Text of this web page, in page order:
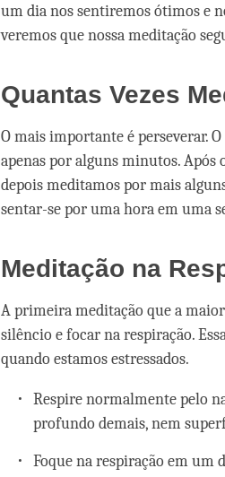
um dia nos sentiremos ótimos e
veremos que nossa meditação
Quantas Vezes
O mais importante é perseverar.
apenas por alguns minutos.
depois meditamos por mais
sentar-se por uma hora em uma
Meditação na
A primeira meditação que a
silêncio e focar na respiração.
quando estamos estressados.
Respire normalmente pelo
profundo demais, nem
Foque na respiração em um